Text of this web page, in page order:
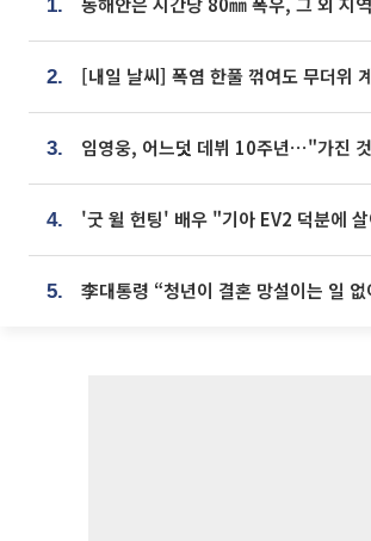
1.
2.
3.
4.
5.